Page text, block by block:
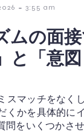
- 3:55 am
ムの面
と「意
スマッチをなく
くかを具体的に
問をいくつかさ